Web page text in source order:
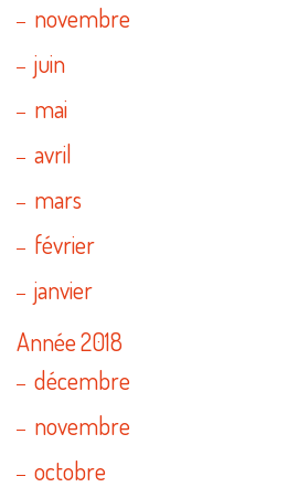
novembre
juin
mai
avril
mars
février
janvier
Année 2018
décembre
novembre
octobre